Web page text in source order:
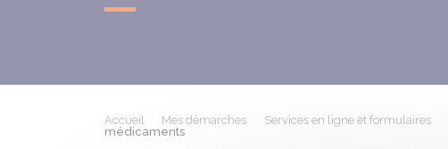
Accueil Mes démarches Services en ligne et formulaires
médicaments